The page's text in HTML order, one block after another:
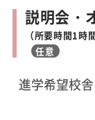
説明会・
（所要時間1時
任意
進学希望校舎